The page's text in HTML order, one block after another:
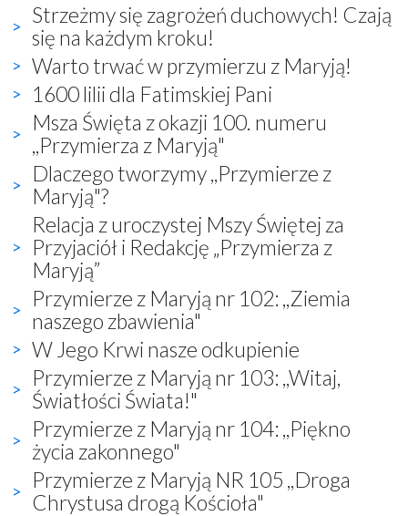
Strzeżmy się zagrożeń duchowych! Czają
się na każdym kroku!
Warto trwać w przymierzu z Maryją!
1600 lilii dla Fatimskiej Pani
Msza Święta z okazji 100. numeru
,,Przymierza z Maryją"
Dlaczego tworzymy ,,Przymierze z
Maryją"?
Relacja z uroczystej Mszy Świętej za
Przyjaciół i Redakcję „Przymierza z
Maryją”
Przymierze z Maryją nr 102: ,,Ziemia
naszego zbawienia"
W Jego Krwi nasze odkupienie
Przymierze z Maryją nr 103: ,,Witaj,
Światłości Świata!"
Przymierze z Maryją nr 104: ,,Piękno
życia zakonnego"
Przymierze z Maryją NR 105 ,,Droga
Chrystusa drogą Kościoła"